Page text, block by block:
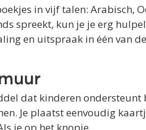
in vijf talen: Arabisch,
spreekt, kun je je erg
en uitspraak in één van
dat kinderen
Je plaatst eenvoudig